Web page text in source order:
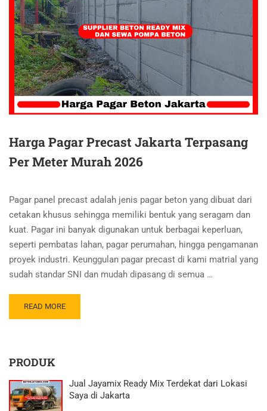
Harga Pagar Precast Jakarta Terpasang
Per Meter Murah 2026
Pagar panel precast adalah jenis pagar beton yang dibuat dari
cetakan khusus sehingga memiliki bentuk yang seragam dan
kuat. Pagar ini banyak digunakan untuk berbagai keperluan,
seperti pembatas lahan, pagar perumahan, hingga pengamanan
proyek industri. Keunggulan pagar precast di kami matrial yang
sudah standar SNI dan mudah dipasang di semua …
READ MORE
PRODUK
Jual Jayamix Ready Mix Terdekat dari Lokasi
Saya di Jakarta